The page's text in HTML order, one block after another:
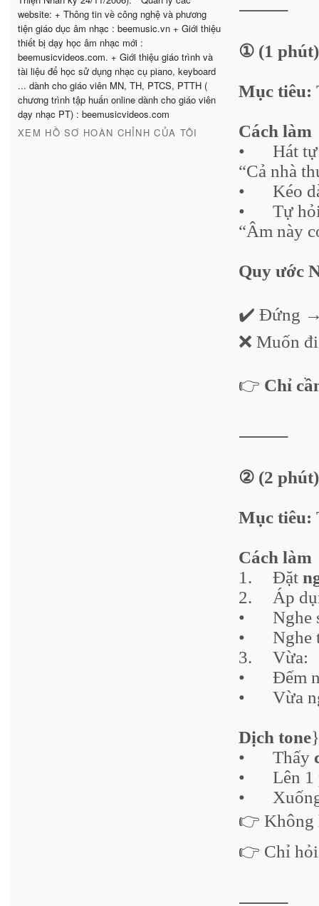
website: + Thông tin về công nghệ và phương
tiện giáo dục âm nhạc : beemusic.vn + Giới thiệu
thiết bị dạy học âm nhạc mới :
beemusicvideos.com. + Giới thiệu giáo trình và
tài liệu để học sử dụng nhạc cụ piano, keyboard
... dành cho giáo viên MN, TH, PTCS, PTTH (
chương trình tập huấn online dành cho giáo viên
dạy nhạc PT) : beemusicvideos.com
XEM HỒ SƠ HOÀN CHỈNH CỦA TÔI
⸻
① (1
Mục tiêu:
Cách làm
•
Hát
“Cả nhà
•
Kéo
•
Tự
“Âm này
Quy ước
✔️ Đứng
❌ Muốn
👉 Chỉ
⸻
② (2
Mục tiêu:
Cách làm
1.
Đặt
2.
Áp
•
•
3.
Vừa:
•
Đếm
•
Vừa
Dịch tone}
•
Thấy
•
Lên
•
👉 Không
👉 Chỉ
⸻